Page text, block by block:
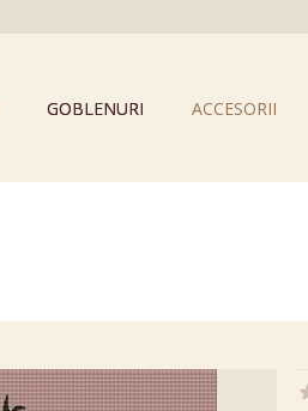
GOBLENURI ACCESORII